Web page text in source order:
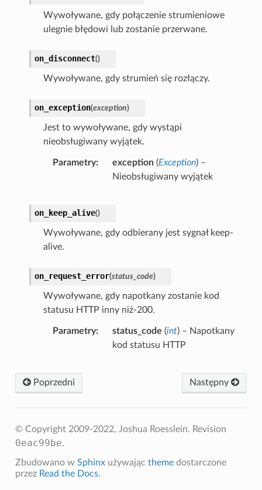
Wywoływane, gdy połączenie strumieniowe
ulegnie błędowi lub zostanie przerwane.
on_disconnect()
Wywoływane, gdy strumień się rozłączy.
on_exception(exception)
Jest to wywoływane, gdy wystąpi
nieobsługiwany wyjątek.
Parametry exception(Exception) –
Nieobsługiwany wyjątek
on_keep_alive()
Wywoływane, gdy odbierany jest sygnał keep-
alive.
on_request_error(status_code)
Wywoływane, gdy napotkany zostanie kod
statusu HTTP inny niż-200.
Parametry status_code (int) – Napotkany
kod statusu HTTP
Poprzedni Następny
© Copyright 2009-2022, Joshua Roesslein. Revision
0eac99be.
Zbudowano w Sphinxużywając themedostarczone
przez Read the Docs.